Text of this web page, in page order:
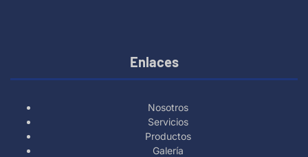
Enlaces
Nosotros
Servicios
Productos
Galería